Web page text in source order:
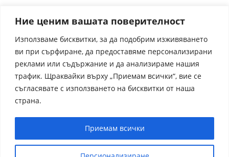
Ние ценим вашата поверителност
Използваме бисквитки, за да подобрим изживяването
ви при сърфиране, да предоставяме персонализирани
реклами или съдържание и да анализираме нашия
трафик. Щраквайки върху „Приемам всички“, вие се
съгласявате с използването на бисквитки от наша
страна.
Приемам всички